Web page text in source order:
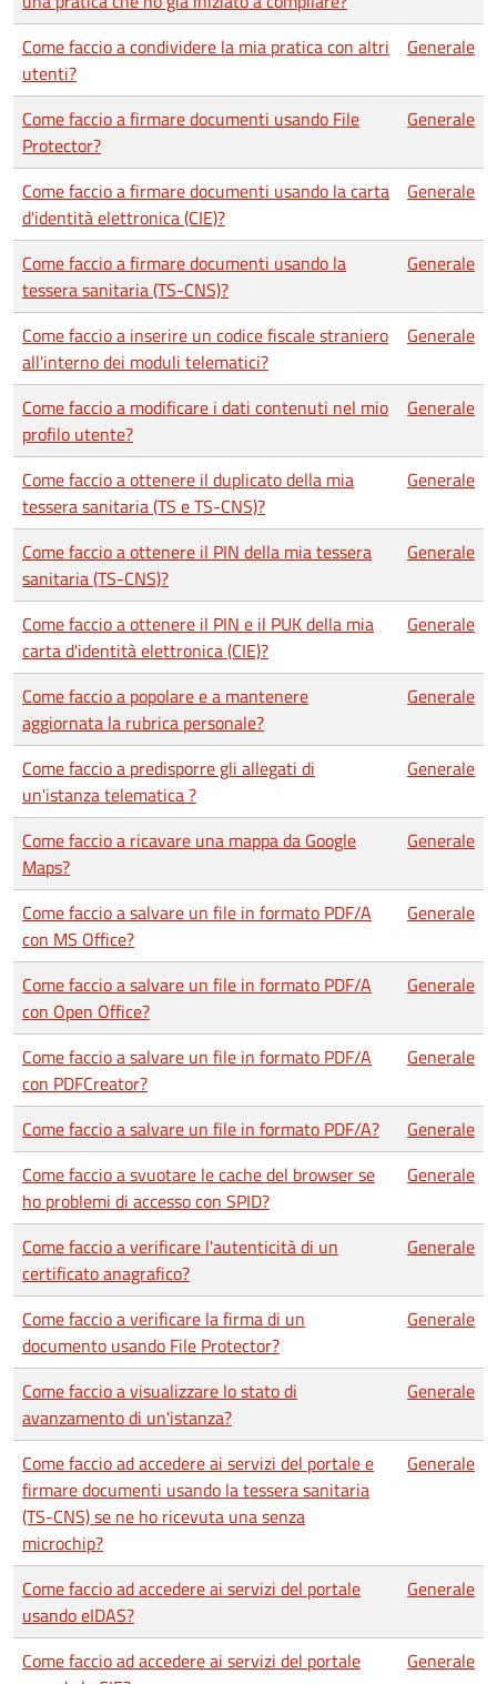
Come faccio a condividere la mia pratica con altri
utenti?
Generale
Come faccio a firmare documenti usando File
Protector?
Generale
Come faccio a firmare documenti usando la carta
d'identità elettronica (CIE)?
Generale
Come faccio a firmare documenti usando la
tessera sanitaria (TS-CNS)?
Generale
Come faccio a inserire un codice fiscale straniero
all'interno dei moduli telematici?
Generale
Come faccio a modificare i dati contenuti nel mio
profilo utente?
Generale
Come faccio a ottenere il duplicato della mia
tessera sanitaria (TS e TS-CNS)?
Generale
Come faccio a ottenere il PIN della mia tessera
sanitaria (TS-CNS)?
Generale
Come faccio a ottenere il PIN e il PUK della mia
carta d'identità elettronica (CIE)?
Generale
Come faccio a popolare e a mantenere
aggiornata la rubrica personale?
Generale
Come faccio a predisporre gli allegati di
un'istanza telematica ?
Generale
Come faccio a ricavare una mappa da Google
Maps?
Generale
Come faccio a salvare un file in formato PDF/A
con MS Office?
Generale
Come faccio a salvare un file in formato PDF/A
con Open Office?
Generale
Come faccio a salvare un file in formato PDF/A
con PDFCreator?
Generale
Come faccio a salvare un file in formato PDF/A?
Generale
Come faccio a svuotare le cache del browser se
ho problemi di accesso con SPID?
Generale
Come faccio a verificare l'autenticità di un
certificato anagrafico?
Generale
Come faccio a verificare la firma di un
documento usando File Protector?
Generale
Come faccio a visualizzare lo stato di
avanzamento di un'istanza?
Generale
Come faccio ad accedere ai servizi del portale e
firmare documenti usando la tessera sanitaria
(TS-CNS) se ne ho ricevuta una senza
microchip?
Generale
Come faccio ad accedere ai servizi del portale
usando eIDAS?
Generale
Come faccio ad accedere ai servizi del portale
Generale